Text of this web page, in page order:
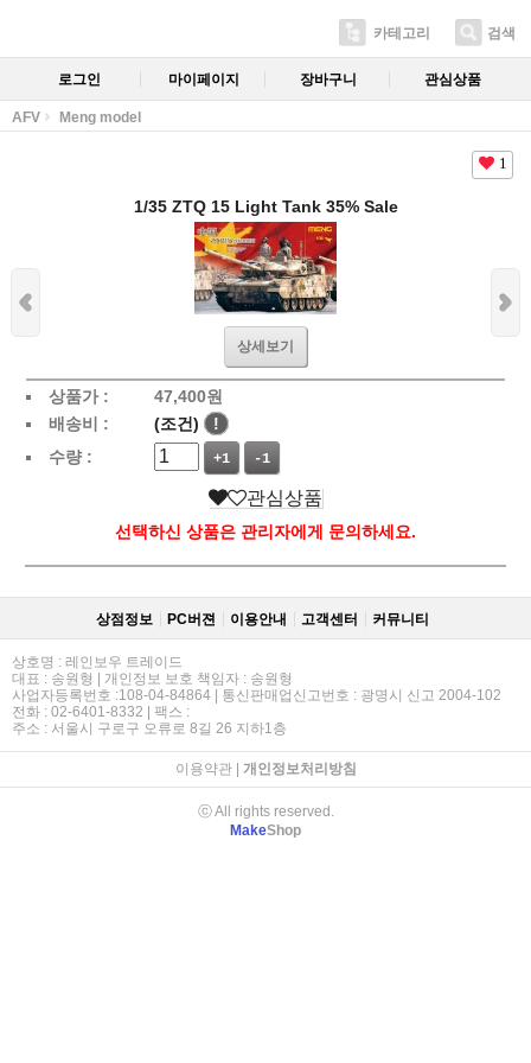
카테고리 검색
로그인 마이페이지 장바구니 관심상품
AFV Meng model
1
1/35 ZTQ 15 Light Tank 35% Sale
상세보기
상품가 : 47,400원
배송비 :
(조건)
!
수량 :
+1 -1
관심상품
선택하신 상품은 관리자에게 문의하세요.
상점정보 PC버젼 이용안내 고객센터 커뮤니티
상호명 : 레인보우 트레이드
대표 : 송원형 | 개인정보 보호 책임자 : 송원형
사업자등록번호 :108-04-84864 | 통신판매업신고번호 : 광명시 신고 2004-102
전화 : 02-6401-8332 | 팩스 :
주소 : 서울시 구로구 오류로 8길 26 지하1층
이용약관| 개인정보처리방침
ⓒ All rights reserved.
MakeShop